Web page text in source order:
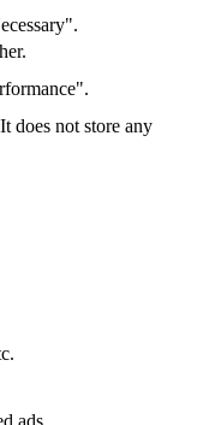
does not store any
ads.